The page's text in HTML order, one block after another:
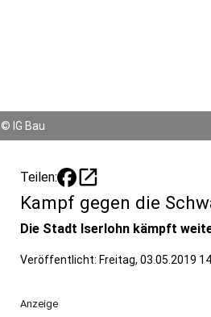
© IG Bau
Teilen: open_in_new
Kampf gegen die
Die Stadt Iserlohn kämpft
Veröffentlicht: Freitag, 03.05.2019
Anzeige